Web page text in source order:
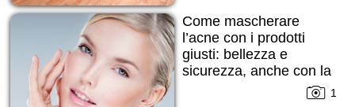
Come mascherare
l’acne con i prodotti
giusti: bellezza e
sicurezza, anche con la
1